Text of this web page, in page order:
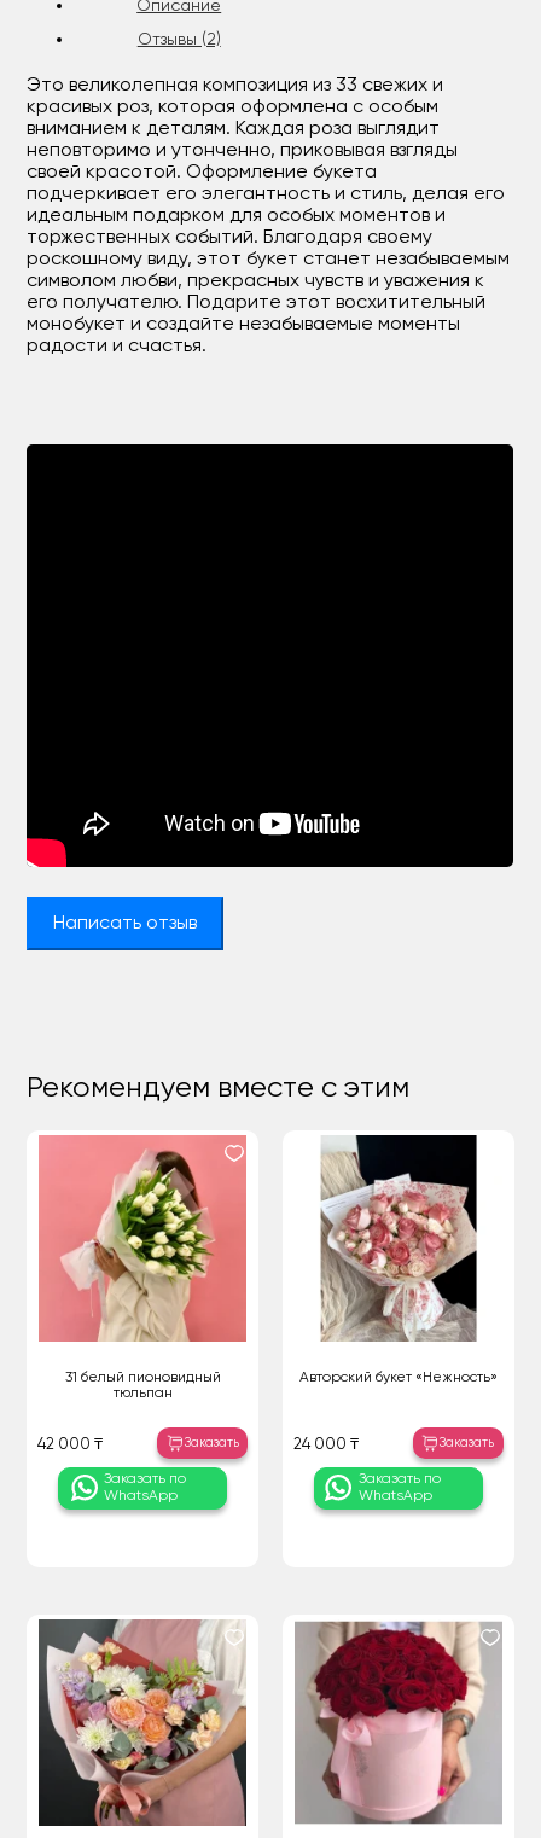
Описание
Отзывы (2)
Это великолепная композиция из 33 свежих и
красивых роз, которая оформлена с особым
вниманием к деталям. Каждая роза выглядит
неповторимо и утонченно, приковывая взгляды
своей красотой. Оформление букета
подчеркивает его элегантность и стиль, делая его
идеальным подарком для особых моментов и
торжественных событий. Благодаря своему
роскошному виду, этот букет станет незабываемым
символом любви, прекрасных чувств и уважения к
его получателю. Подарите этот восхитительный
монобукет и создайте незабываемые моменты
радости и счастья.
Написать отзыв
Рекомендуем вместе с этим
31 белый пионовидный
тюльпан
42 000 ₸ Заказать
Заказать по
WhatsApp
Авторский букет «Нежность»
24 000 ₸ Заказать
Заказать по
WhatsApp